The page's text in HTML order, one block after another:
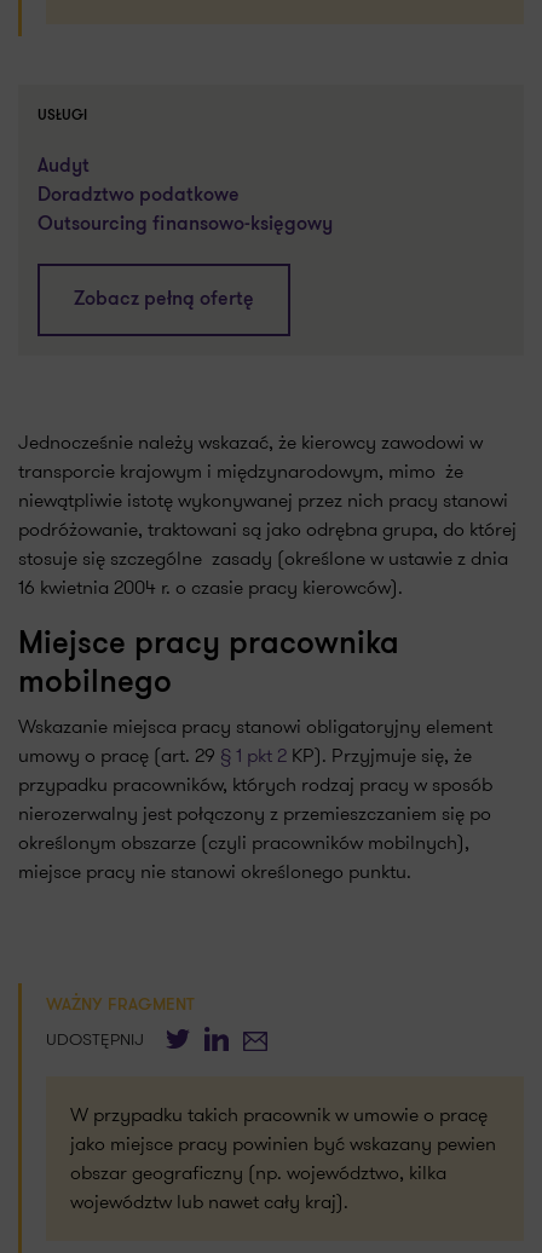
USŁUGI
Audyt
Doradztwo podatkowe
Outsourcing finansowo-księgowy
Zobacz pełną ofertę
Jednocześnie należy wskazać, że kierowcy zawodowi w
transporcie krajowym i międzynarodowym, mimo że
niewątpliwie istotę wykonywanej przez nich pracy stanowi
podróżowanie, traktowani są jako odrębna grupa, do której
stosuje się szczególne zasady (określone w ustawie z dnia
16 kwietnia 2004 r. o czasie pracy kierowców).
Miejsce pracy pracownika
mobilnego
Wskazanie miejsca pracy stanowi obligatoryjny element
umowy o pracę (art. 29 § 1 pkt 2 KP). Przyjmuje się, że
przypadku pracowników, których rodzaj pracy w sposób
nierozerwalny jest połączony z przemieszczaniem się po
określonym obszarze (czyli pracowników mobilnych),
miejsce pracy nie stanowi określonego punktu.
WAŻNY FRAGMENT
UDOSTĘPNIJ TwitterLinkedIn
E-mail
W przypadku takich pracownik w umowie o pracę
jako miejsce pracy powinien być wskazany pewien
obszar geograficzny (np. województwo, kilka
województw lub nawet cały kraj).